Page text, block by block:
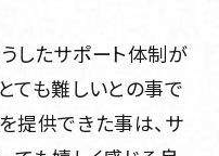
したサポート体制が
ても難しいとの事で
提供できた事は、サ